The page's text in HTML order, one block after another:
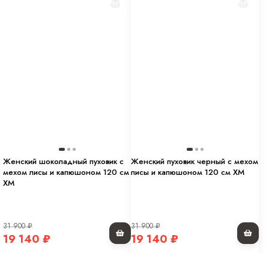
Женский шоколадный пуховик с
мехом лисы и капюшоном 120 см
XM
31 900₽
19 140 ₽
Женский пуховик черный с мехом
лисы и капюшоном 120 см XM
31 900₽
19 140 ₽